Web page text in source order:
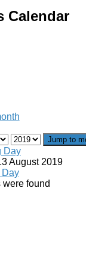
Calendar
Jump to
Day
August 2019
Day
were found